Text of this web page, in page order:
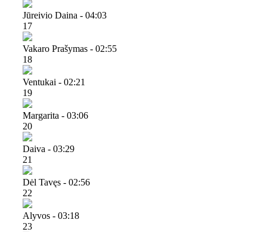
Jūreivio Daina - 04:03
17
Vakaro Prašymas - 02:55
18
Ventukai - 02:21
19
Margarita - 03:06
20
Daiva - 03:29
21
Dėl Tavęs - 02:56
22
Alyvos - 03:18
23